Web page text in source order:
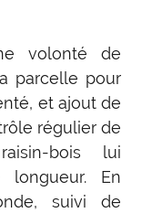
volonté de
parcelle pour
et ajout de
régulier de
bois lui
En
suivi de